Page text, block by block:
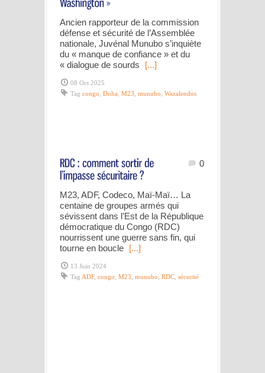
Ancien rapporteur de la commission
défense et sécurité de l’Assemblée
nationale, Juvénal Munubo s’inquiète
du « manque de confiance » et du
« dialogue de sourds
[...]
08 Oct 2025
Tag congo Doha M23 munubo Wazalendos
0
M23, ADF, Codeco, Maï-Maï… La
centaine de groupes armés qui
sévissent dans l’Est de la République
démocratique du Congo (RDC)
nourrissent une guerre sans fin, qui
tourne en boucle [...]
13 Juin 2024
Tag ADF, congo M23 munubo RDC sécurité